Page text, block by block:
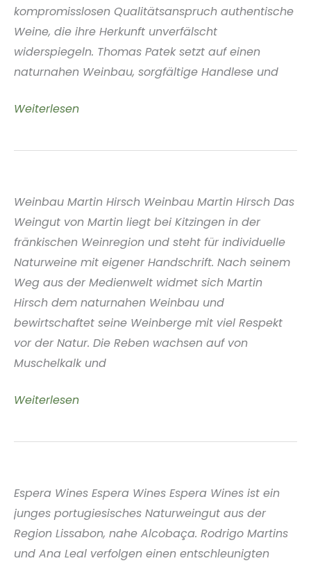
kompromisslosen Qualitätsanspruch authentische
Weine, die ihre Herkunft unverfälscht
widerspiegeln. Thomas Patek setzt auf einen
naturnahen Weinbau, sorgfältige Handlese und
Weingut
Patek
Weiterlesen
Weinbau Martin Hirsch Weinbau Martin Hirsch Das
Weingut von Martin liegt bei Kitzingen in der
fränkischen Weinregion und steht für individuelle
Naturweine mit eigener Handschrift. Nach seinem
Weg aus der Medienwelt widmet sich Martin
Hirsch dem naturnahen Weinbau und
bewirtschaftet seine Weinberge mit viel Respekt
vor der Natur. Die Reben wachsen auf von
Muschelkalk und
Weinbau
Hirsch
Weiterlesen
Espera Wines Espera Wines Espera Wines ist ein
junges portugiesisches Naturweingut aus der
Region Lissabon, nahe Alcobaça. Rodrigo Martins
und Ana Leal verfolgen einen entschleunigten